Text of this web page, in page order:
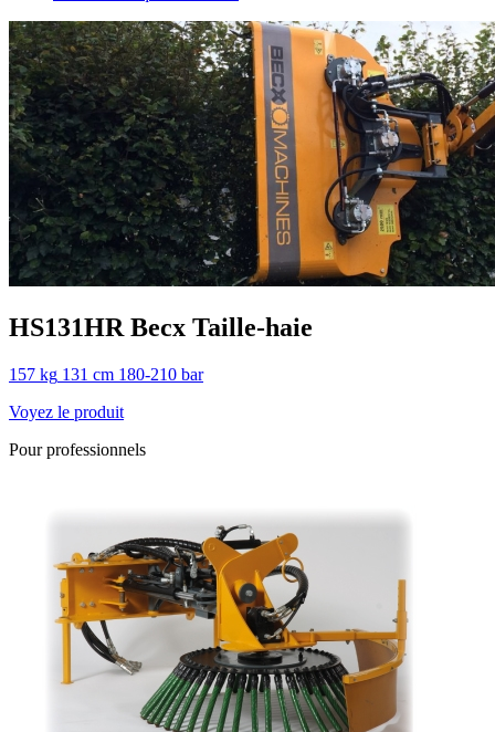
HS131HR Becx Taille-haie
157 kg 131 cm 180-210 bar
Voyez le produit
Pour professionnels